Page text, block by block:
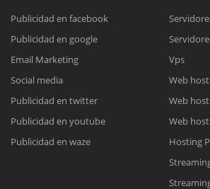
Reunión online
Meet para la reunión
Cotización
Complete el formulario y nos
Chat Online
Todos nuestros ejecutivos están fuera de
para enviarnos un correo electrónico con
Publicidad en facebook
Publicidad en google
Email Marketing
Social media
Publicidad en twitter
Publicidad en youtube
Publicidad en waze
Vps
Web
Web
Web
Hosting